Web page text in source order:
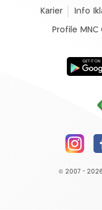
Karier Info
Profile MNC
© 2007 - 2026